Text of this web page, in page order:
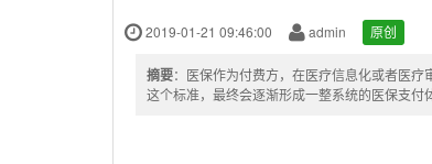
2019-01-21 09:46:00 admin 原创
摘要：医保作为付费方，在医疗信息化或者医
这个标准，最终会逐渐形成一整系统的医保支付